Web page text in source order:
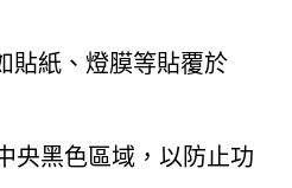
貼紙、燈膜等貼覆於
央黑色區域，以防止功